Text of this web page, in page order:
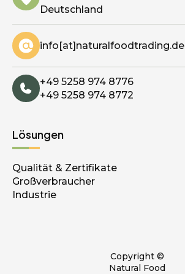
Deutschland
info[at]naturalfoodtrading.de
+49 5258 974 8776
+49 5258 974 8772
Lösungen
Qualität & Zertifikate
Großverbraucher
Industrie
Copyright ©
Natural Food